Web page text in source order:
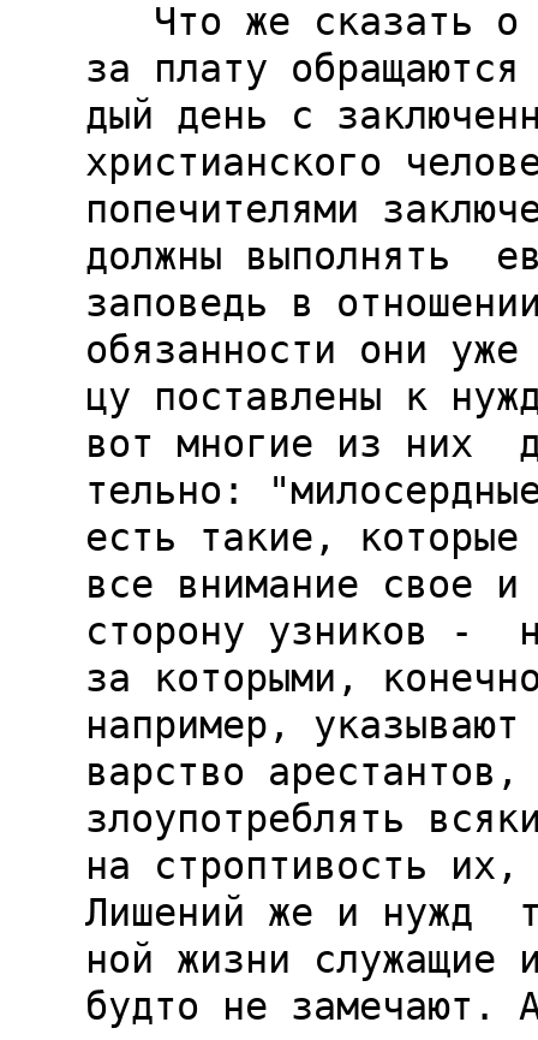
за плату
дый день с
христианского
попечителями
должны выполнять
заповедь в
обязанности они
цу поставлены к
вот многие из них
тельно:
есть такие, которые
все внимание свое
сторону узников -
за которыми,
например,
варство
злоупотреблять
на строптивость
Лишений же и нужд
ной жизни служащие
будто не замечают.